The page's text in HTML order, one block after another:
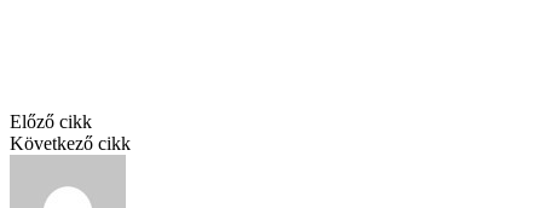
Előző cikk
Következő cikk